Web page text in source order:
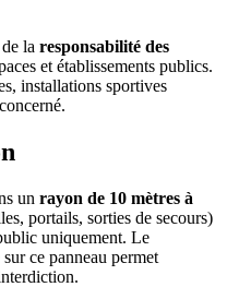
la responsabilité des
et établissements publics.
installations sportives
un rayon de 10 mètres à
portails, sorties de secours)
uniquement. Le
ce panneau permet